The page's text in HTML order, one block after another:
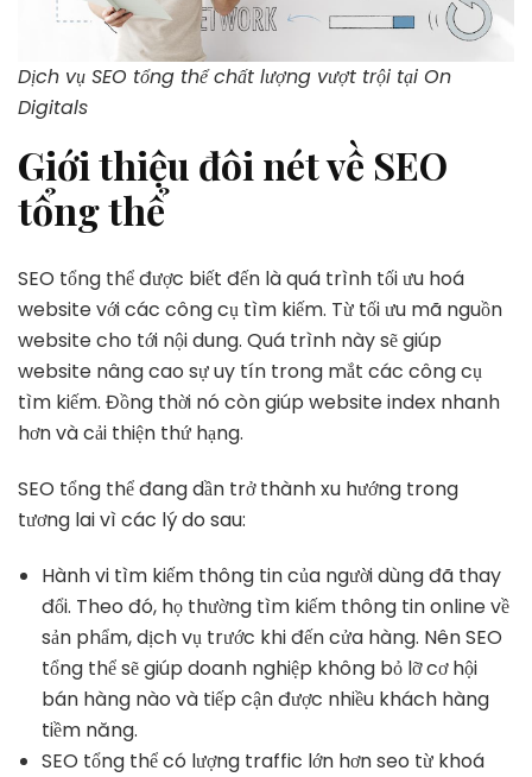
Dịch vụ SEO tổng thể chất lượng vượt trội tại On
Digitals
Giới thiệu đôi nét về SEO
tổng thể
SEO tổng thể được biết đến là quá trình tối ưu hoá
website với các công cụ tìm kiếm. Từ tối ưu mã nguồn
website cho tới nội dung. Quá trình này sẽ giúp
website nâng cao sự uy tín trong mắt các công cụ
tìm kiếm. Đồng thời nó còn giúp website index nhanh
hơn và cải thiện thứ hạng.
SEO tổng thể đang dần trở thành xu hướng trong
tương lai vì các lý do sau:
Hành vi tìm kiếm thông tin của người dùng đã thay
đổi. Theo đó, họ thường tìm kiếm thông tin online về
sản phẩm, dịch vụ trước khi đến cửa hàng. Nên SEO
tổng thể sẽ giúp doanh nghiệp không bỏ lỡ cơ hội
bán hàng nào và tiếp cận được nhiều khách hàng
tiềm năng.
SEO tổng thể có lượng traffic lớn hơn seo từ khoá